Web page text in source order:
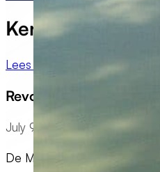
Kennis uit de
Lees meer
Revolutie in lichtlijnen:
July 9, 2026
De MAXOS FUSION van